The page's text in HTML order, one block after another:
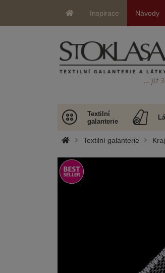
Inspirace Návody
… již
Textilní
galanterie
Textilní galanterie